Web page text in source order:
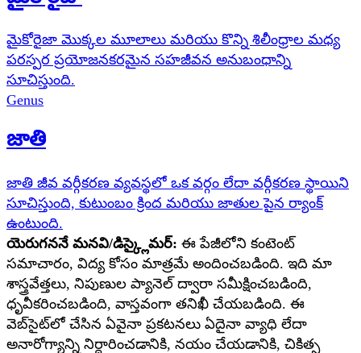
మైకోరైజా మొక్కల మూలాలు మరియు కొన్ని శిలీంధ్రాల మధ్య
పరస్పర ప్రయోజనకరమైన సహజీవన అనుబంధాన్ని
సూచిస్తుంది.
Genus
జాతి
జాతి జీవ వర్గీకరణ వ్యవస్థలో ఒక వర్గం లేదా వర్గీకరణ స్థాయిని
సూచిస్తుంది, కుటుంబం క్రింద మరియు జాతుల పైన ర్యాంక్
ఉంటుంది.
యెరుగననే మనవి/డిస్క్లైమర్: ఈ పేజీలోని కంటెంట్
సమాచారం, విద్య కోసం మాత్రమే అందించబడింది. ఇది మా
శాస్త్రవేత్తలు, నిపుణుల ప్యానెల్ ద్వారా సమీక్షించబడింది,
ధృవీకరించబడింది, వాస్తవంగా తనిఖీ చేయబడింది. ఈ
వెబ్‌సైట్‌లో చేసిన ఏవైనా ప్రకటనలు ఏదైనా వ్యాధి లేదా
అనారోగ్యాన్ని నిర్ధారించడానికి, నయం చేయడానికి, చికిత్స